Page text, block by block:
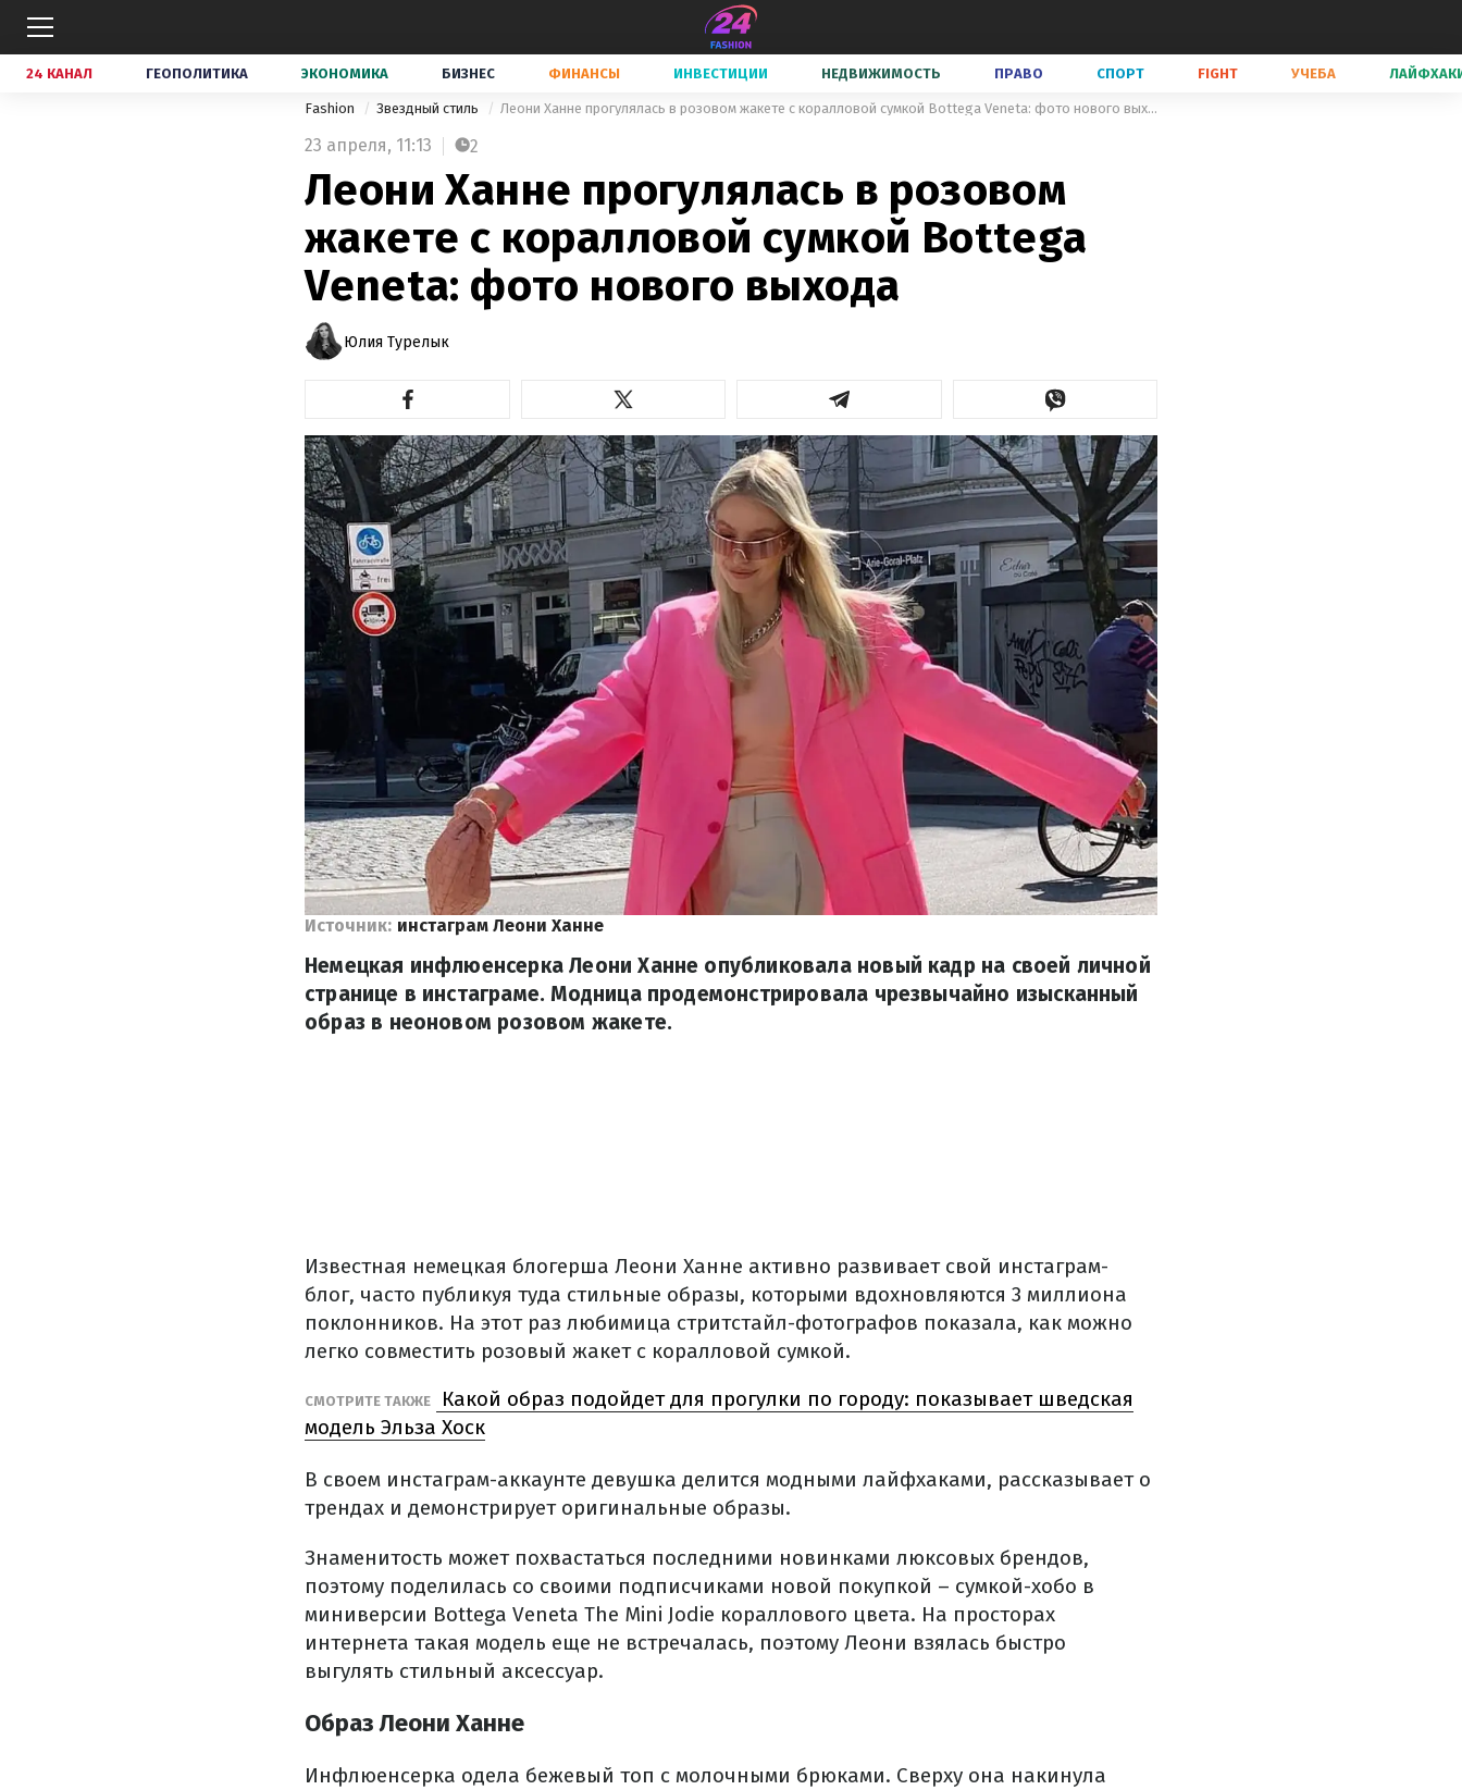
24 КАНАЛ ГЕОПОЛИТИКА ЭКОНОМИКА БИЗНЕС ФИНАНСЫ ИНВЕСТИЦИИ НЕДВИЖИМОСТЬ ПРАВО СПОРТ FIGHT УЧЕБА
Fashion Звездный стиль Леони Ханне прогулялась в розовом жакете с коралловой сумкой Bottega Veneta: фото нового выхода
23 апреля, 11:13 2
Леони Ханне прогулялась в розовом
жакете с коралловой сумкой Bottega
Veneta: фото нового выхода
Юлия Турелык
Источник: инстаграм Леони Ханне
Немецкая инфлюенсерка Леони Ханне опубликовала новый кадр на своей личной
странице в инстаграме. Модница продемонстрировала чрезвычайно изысканный
образ в неоновом розовом жакете.
Известная немецкая блогерша Леони Ханне активно развивает свой инстаграм-
блог, часто публикуя туда стильные образы, которыми вдохновляются 3 миллиона
поклонников. На этот раз любимица стритстайл-фотографов показала, как можно
легко совместить розовый жакет с коралловой сумкой.
СМОТРИТЕ ТАКЖЕ
Какой образ подойдет для прогулки по городу: показывает шведская
модель Эльза Хоск
В своем инстаграм-аккаунте девушка делится модными лайфхаками, рассказывает о
трендах и демонстрирует оригинальные образы.
Знаменитость может похвастаться последними новинками люксовых брендов,
поэтому поделилась со своими подписчиками новой покупкой – сумкой-хобо в
миниверсии Bottega Veneta The Mini Jodie кораллового цвета. На просторах
интернета такая модель еще не встречалась, поэтому Леони взялась быстро
выгулять стильный аксессуар.
Образ Леони Ханне
Инфлюенсерка одела бежевый топ с молочными брюками. Сверху она накинула